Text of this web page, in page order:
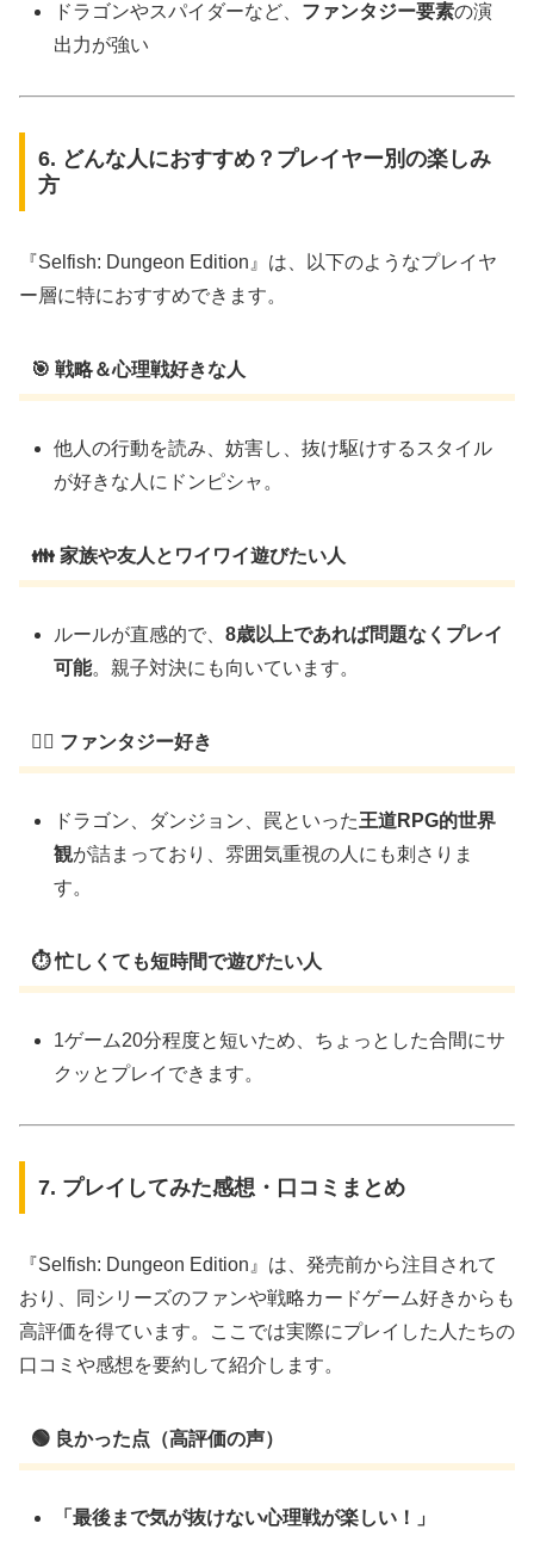
ドラゴンやスパイダーなど、 ファンタジー要素の演
出力が強い
6. どんな人におすすめ？プレイヤー別の楽しみ
方
『Selfish: Dungeon Edition』は、以下のようなプレイヤ
ー層に特におすすめできます。
🎯 戦略＆心理戦好きな人
他人の行動を読み、妨害し、抜け駆けするスタイル
が好きな人にドンピシャ。
👪 家族や友人とワイワイ遊びたい人
ルールが直感的で、8歳以上であれば問題なくプレイ
可能。親子対決にも向いています。
🧙‍♂️ ファンタジー好き
ドラゴン、ダンジョン、罠といった王道RPG的世界
観が詰まっており、雰囲気重視の人にも刺さりま
す。
⏱ 忙しくても短時間で遊びたい人
1ゲーム20分程度と短いため、ちょっとした合間にサ
クッとプレイできます。
7. プレイしてみた感想・口コミまとめ
『Selfish: Dungeon Edition』は、発売前から注目されて
おり、同シリーズのファンや戦略カードゲーム好きからも
高評価を得ています。ここでは実際にプレイした人たちの
口コミや感想を要約して紹介します。
🟢 良かった点（高評価の声）
「最後まで気が抜けない心理戦が楽しい！」